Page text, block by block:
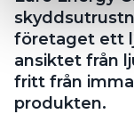
företaget ett
ansiktet från
fritt från
produkten.